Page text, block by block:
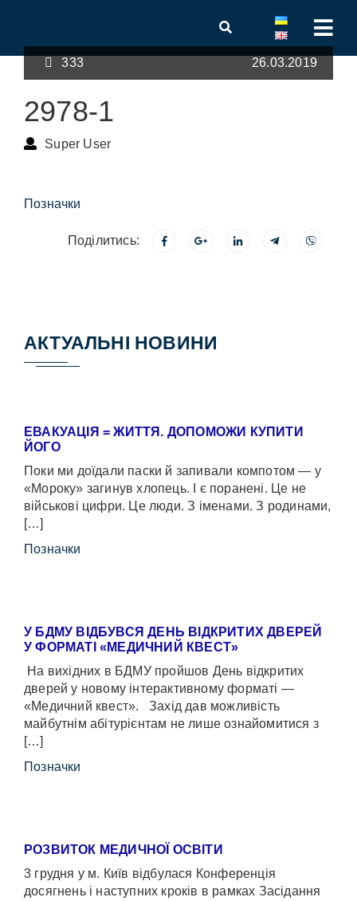
333 26.03.2019
2978-1
Super User
Позначки
Поділитись:
АКТУАЛЬНІ НОВИНИ
ЕВАКУАЦІЯ = ЖИТТЯ. ДОПОМОЖИ КУПИТИ
ЙОГО
Поки ми доїдали паски й запивали компотом — у
«Мороку» загинув хлопець. І є поранені. Це не
військові цифри. Це люди. З іменами. З родинами,
[…]
Позначки
У БДМУ ВІДБУВСЯ ДЕНЬ ВІДКРИТИХ ДВЕРЕЙ
У ФОРМАТІ «МЕДИЧНИЙ КВЕСТ»
На вихідних в БДМУ пройшов День відкритих
дверей у новому інтерактивному форматі —
«Медичний квест». Захід дав можливість
майбутнім абітурієнтам не лише ознайомитися з
[…]
Позначки
РОЗВИТОК МЕДИЧНОЇ ОСВІТИ
3 грудня у м. Київ відбулася Конференція
досягнень і наступних кроків в рамках Засідання